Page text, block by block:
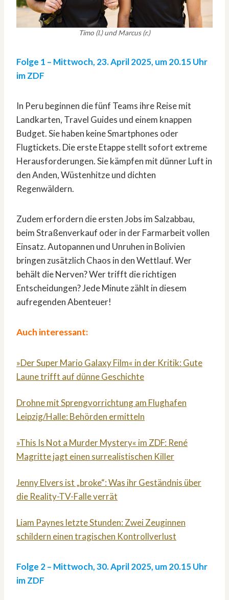
Timo (l.) und Marcus (r.)
Folge 1 – Mittwoch, 23. April 2025, um 20.15 Uhr
im ZDF
In Peru beginnen die fünf Teams ihre Reise mit
Landkarten, Travel Guides und einem knappen
Budget. Sie haben keine Smartphones oder
Flugtickets. Die erste Etappe stellt sofort extreme
Herausforderungen. Sie kämpfen mit dünner Luft in
den Anden, Wüstenhitze und dichten
Regenwäldern.
Zudem erfordern die ersten Jobs im Salzabbau,
beim Straßenverkauf oder in der Farmarbeit vollen
Einsatz. Autopannen und Unruhen in Bolivien
bringen zusätzlich Chaos in den Wettlauf. Wer
behält die Nerven? Wer trifft die richtigen
Entscheidungen? Jede Minute zählt in diesem
aufregenden Abenteuer!
Auch interessant:
»Der Super Mario Galaxy Film« in der Kritik: Gute
Laune trifft auf dünne Geschichte
Drohne mit Sprengvorrichtung am Flughafen
Leipzig/Halle: Behörden ermitteln
»This Is Not a Murder Mystery« im ZDF: René
Magritte jagt einen surrealistischen Killer
Jenny Elvers ist „broke“: Was ihr Geständnis über
die Reality-TV-Falle verrät
Liam Paynes letzte Stunden: Zwei Zeuginnen
schildern einen tragischen Kontrollverlust
Folge 2 – Mittwoch, 30. April 2025, um 20.15 Uhr
im ZDF